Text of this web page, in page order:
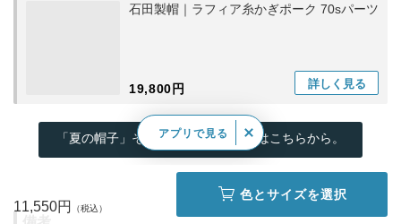
石田製帽｜ラフィア糸かぎポーク 70sパーツ
19,800円 詳しく 見る
「夏の帽子」その他のラインナップはこちらから。
11,550円
色とサイズを選択
アプリで見る